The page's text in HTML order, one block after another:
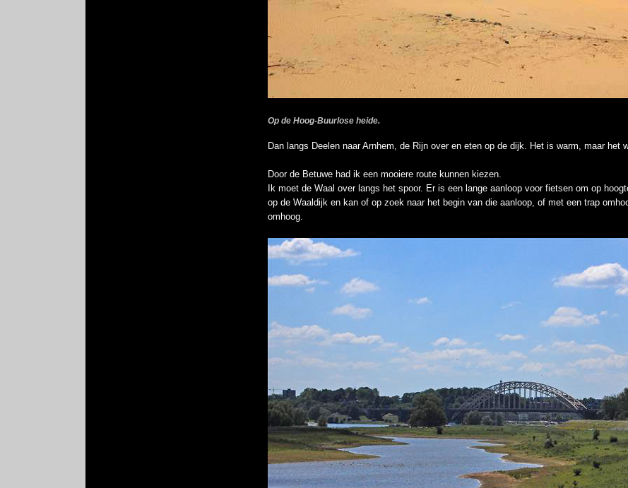
Op de Hoog-Buurlose heide.
Dan langs Deelen naar Arnhem, de Rijn over en eten op de dijk. Het is warm, maar het
Door de Betuwe had ik een mooiere route kunnen kiezen.
Ik moet de Waal over langs het spoor. Er is een lange aanloop voor fietsen om op
op de Waaldijk en kan of op zoek naar het begin van die aanloop, of met een trap
omhoog.